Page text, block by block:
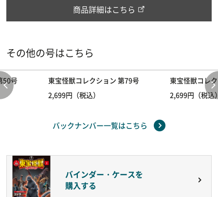
商品詳細はこちら
その他の号はこちら
50号
東宝怪獣コレクション 第79号
2,699円（税込）
東宝怪獣コレ
2,699円（税込
バックナンバー一覧はこちら
バインダー・ケースを
購入する